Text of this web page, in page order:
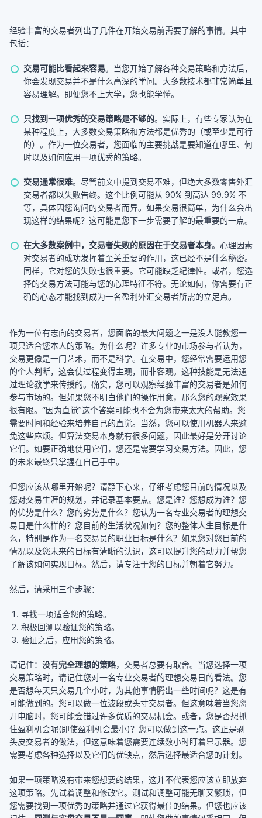
经验丰富的交易者列出了几件在开始交易前需要了解的事情。其中
包括：
交易可能比看起来容易。当您开始了解各种交易策略和方法后，
你会发现交易并不是什么高深的学问。大多数技术都非常简单且
容易理解。即便您不上大学，您也能学懂。
只找到一项优秀的交易策略是不够的。实际上，有些专家认为在
某种程度上，大多数交易策略和方法都是优秀的（或至少是可行
的）。作为一位交易者，您面临的主要挑战是要知道在哪里、何
时以及如何应用一项优秀的策略。
交易通常很难。尽管前文中提到交易不难，但绝大多数零售外汇
交易者都以失败告终。这个比例可能从 90% 到高达 99.9% 不
等，具体因您询问的交易者而异。如果交易很简单，为什么会出
现这样的结果呢？这可能是您下一步需要了解的最重要的一点。
在大多数案例中，交易者失败的原因在于交易者本身。心理因素
对交易者的成功发挥着至关重要的作用，这已经不是什么秘密。
同样，它对您的失败也很重要。它可能缺乏纪律性。或者，您选
择的交易方法可能与您的心理特征不符。无论如何，你需要有正
确的心态才能找到成为一名盈利外汇交易者所需的立足点。
作为一位有志向的交易者，您面临的最大问题之一是没人能教您一
项只适合您本人的策略。为什么呢？许多专业的市场参与者认为，
交易更像是一门艺术，而不是科学。在交易中，您经常需要运用您
的个人判断，这会使过程变得主观，而非客观。这种技能是无法通
过理论教学来传授的。确实，您可以观察经验丰富的交易者是如何
参与市场的。但如果您不明白他们的操作用意，那么您的观察效果
很有限。“因为直觉”这个答案可能也不会为您带来太大的帮助。您
需要时间和经验来培养自己的直觉。当然，您可以使用机器人来避
免这些麻烦。但算法交易本身就有很多问题，因此最好是分开讨论
它们。如要正确地使用它们，您还是需要学习交易方法。因此，您
的未来最终只掌握在自己手中。
但您应该从哪里开始呢？请静下心来，仔细考虑您目前的情况以及
您对交易生涯的规划，并记录基本要点。您是谁？您想成为谁？您
的优势是什么？您的劣势是什么？您认为一名专业交易者的理想交
易日是什么样的？您目前的生活状况如何？您的整体人生目标是什
么，特别是作为一名交易员的职业目标是什么？如果您对您目前的
情况以及您未来的目标有清晰的认识，这可以提升您的动力并帮您
了解该如何实现目标。然后，请专注于您的目标并朝着它努力。
然后，请采用三个步骤：
寻找一项适合您的策略。
积极回测以验证您的策略。
验证之后，应用您的策略。
请记住： 没有完全理想的策略，交易者总要有取舍。当您选择一项
交易策略时，请记住您对一名专业交易者的理想交易日的看法。您
是否想每天只交易几个小时，为其他事情腾出一些时间呢？这是有
可能做到的。您可以做一位波段或头寸交易者。但这意味着当您离
开电脑时，您可能会错过许多优质的交易机会。或者，您是否想抓
住盈利机会呢(即使盈利机会最小)？您可以做到这一点。这正是剥
头皮交易者的做法，但这意味着您需要连续数小时盯着显示器。您
需要考虑各种选择以及它们的优缺点，然后选择最适合您的计划。
如果一项策略没有带来您想要的结果，这并不代表您应该立即放弃
这项策略。先试着调整和修改它。测试和调整可能无聊又繁琐，但
您需要找到一项优秀的策略并通过它获得最佳的结果。但您也应该